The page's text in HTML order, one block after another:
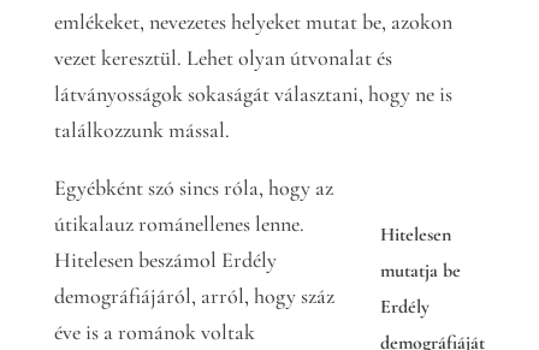
emlékeket, nevezetes helyeket mutat be, azokon
vezet keresztül. Lehet olyan útvonalat és
látványosságok sokaságát választani, hogy ne is
találkozzunk mással.
Hitelesen
mutatja be
Erdély
demográfiáját
Egyébként szó sincs róla, hogy az
útikalauz románellenes lenne.
Hitelesen beszámol Erdély
demográfiájáról, arról, hogy száz
éve is a románok voltak